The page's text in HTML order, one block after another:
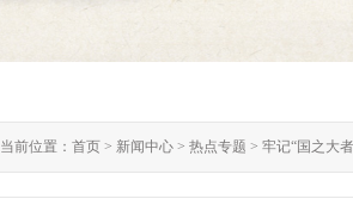
当前位置： 首页 > 新闻中心 > 热点专题 > 牢记“国之大